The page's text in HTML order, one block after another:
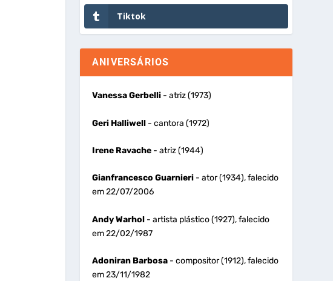
Tiktok
ANIVERSÁRIOS
Vanessa Gerbelli- atriz (1973)
Geri Halliwell- cantora (1972)
Irene Ravache- atriz (1944)
Gianfrancesco Guarnieri- ator (1934), falecido
em 22/07/2006
Andy Warhol- artista plástico (1927), falecido
em 22/02/1987
Adoniran Barbosa- compositor (1912), falecido
em 23/11/1982